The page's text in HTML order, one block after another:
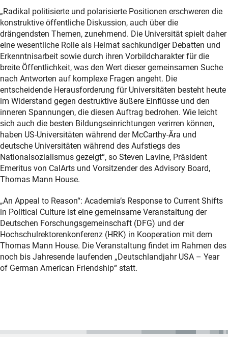
„Radikal politisierte und polarisierte Positionen erschweren die
konstruktive öffentliche Diskussion, auch über die
drängendsten Themen, zunehmend. Die Universität spielt daher
eine wesentliche Rolle als Heimat sachkundiger Debatten und
Erkenntnisarbeit sowie durch ihren Vorbildcharakter für die
breite Öffentlichkeit, was den Wert dieser gemeinsamen Suche
nach Antworten auf komplexe Fragen angeht. Die
entscheidende Herausforderung für Universitäten besteht heute
im Widerstand gegen destruktive äußere Einflüsse und den
inneren Spannungen, die diesen Auftrag bedrohen. Wie leicht
sich auch die besten Bildungseinrichtungen verirren können,
haben US-Universitäten während der McCarthy-Ära und
deutsche Universitäten während des Aufstiegs des
Nationalsozialismus gezeigt“, so Steven Lavine, Präsident
Emeritus von CalArts und Vorsitzender des Advisory Board,
Thomas Mann House.
„An Appeal to Reason“: Academia’s Response to Current Shifts
in Political Culture ist eine gemeinsame Veranstaltung der
Deutschen Forschungsgemeinschaft (DFG) und der
Hochschulrektorenkonferenz (HRK) in Kooperation mit dem
Thomas Mann House. Die Veranstaltung findet im Rahmen des
noch bis Jahresende laufenden „Deutschlandjahr USA – Year
of German American Friendship“ statt.